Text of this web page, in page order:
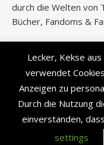
durch die Welten von
Bücher, Fandoms &
Wer verbirgt sich
Informationen gibt es
2026 © geek's
Lecker, Kekse
verwendet
Anzeigen zu
Durch die Nutzung
einverstanden,
settings